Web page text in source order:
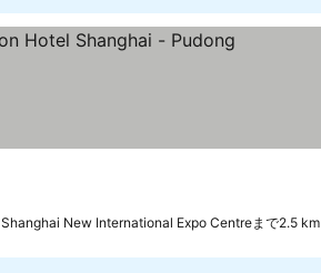
Shanghai New International Expo Centreまで2.5 km